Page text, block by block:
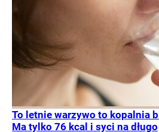
To letnie warzywo to kopalnia
Ma tylko 76 kcal i syci na długo